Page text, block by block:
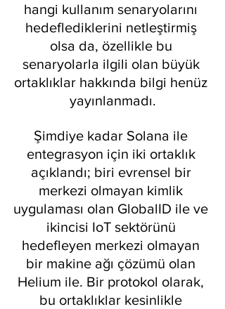
hangi kullanım senaryolarını
hedeflediklerini netleştirmiş
olsa da, özellikle bu
senaryolarla ilgili olan büyük
ortaklıklar hakkında bilgi henüz
yayınlanmadı.
Şimdiye kadar Solana ile
entegrasyon için iki ortaklık
açıklandı; biri evrensel bir
merkezi olmayan kimlik
uygulaması olan GlobalID ile ve
ikincisi IoT sektörünü
hedefleyen merkezi olmayan
bir makine ağı çözümü olan
Helium ile. Bir protokol olarak,
bu ortaklıklar kesinlikle